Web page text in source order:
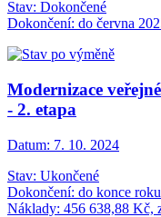
Stav: Dokončené
Dokončení: do června
Modernizace
- 2. etapa
Datum: 7. 10. 2024
Stav: Ukončené
Dokončení: do konce
Náklady: 456 638,88 Kč,